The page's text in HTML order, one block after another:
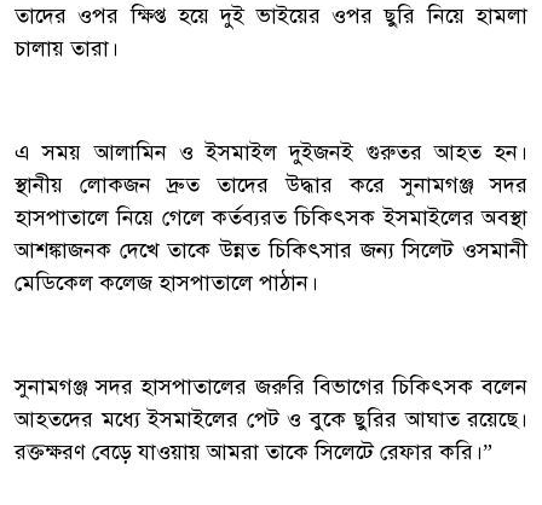
তাদের ওপর ক্ষিপ্ত হয়ে দুই ভাইয়ের ওপর ছুরি নিয়ে হামলা
চালায় তারা।
এ সময় আলামিন ও ইসমাইল দুইজনই গুরুতর আহত হন।
স্থানীয় লোকজন দ্রুত তাদের উদ্ধার করে সুনামগঞ্জ সদর
হাসপাতালে নিয়ে গেলে কর্তব্যরত চিকিৎসক ইসমাইলের অবস্থা
আশঙ্কাজনক দেখে তাকে উন্নত চিকিৎসার জন্য সিলেট ওসমানী
মেডিকেল কলেজ হাসপাতালে পাঠান।
সুনামগঞ্জ সদর হাসপাতালের জরুরি বিভাগের চিকিৎসক বলেন
আহতদের মধ্যে ইসমাইলের পেট ও বুকে ছুরির আঘাত রয়েছে।
রক্তক্ষরণ বেড়ে যাওয়ায় আমরা তাকে সিলেটে রেফার করি।”